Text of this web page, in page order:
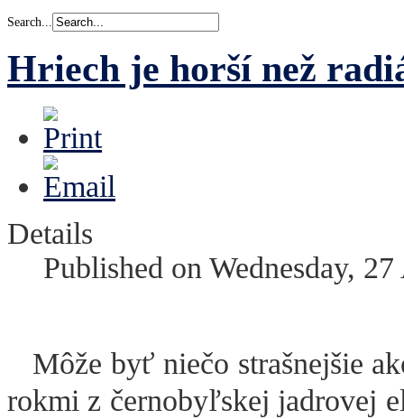
Search...
Hriech je horší než
Details
Published on Wednesday,
Môže byť niečo strašnejšie
rokmi z černobyľskej jadrovej